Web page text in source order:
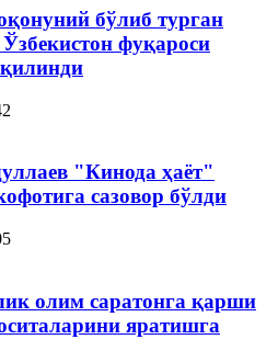
бўлиб турган
фуқароси
"Кинода ҳаёт"
сазовор бўлди
олим саратонга қарши
яратишга